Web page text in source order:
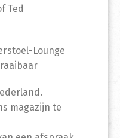
Ted
Lounge
magazijn te